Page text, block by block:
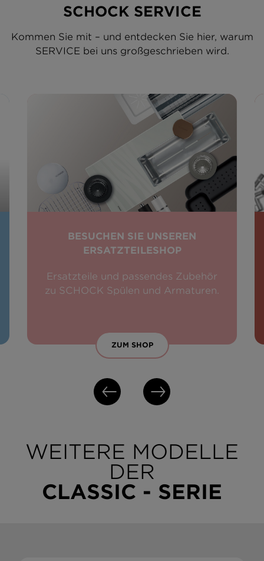
SCHOCK SERVICE
Kommen Sie mit – und entdecken Sie hier, warum
SERVICE bei uns großgeschrieben wird.
BESUCHEN SIE UNSEREN
ERSATZTEILESHOP
Ersatzteile und passendes Zubehör
zu SCHOCK Spülen und Armaturen.
ZUM SHOP
WEITERE MODELLE
DER
CLASSIC - SERIE